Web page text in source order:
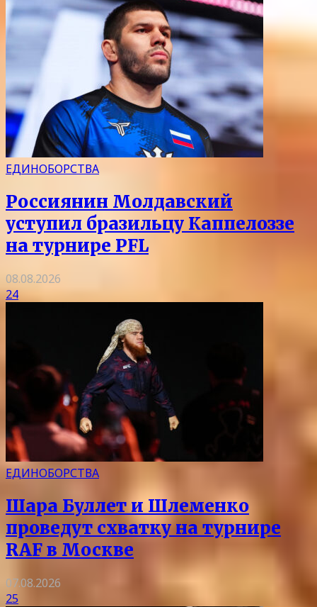
ЕДИНОБОРСТВА
Россиянин Молдавский
уступил бразильцу Каппелоззе
на турнире PFL
08.08.2026
24
ЕДИНОБОРСТВА
Шара Буллет и Шлеменко
проведут схватку на турнире
RAF в Москве
07.08.2026
25